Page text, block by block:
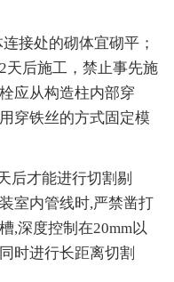
接处的砌体宜砌平；
天后施工，禁止事先施
应从构造柱内部穿
穿铁丝的方式固定模
才能进行切割剔
室内管线时,严禁凿打
,深度控制在20mm以
时进行长距离切割